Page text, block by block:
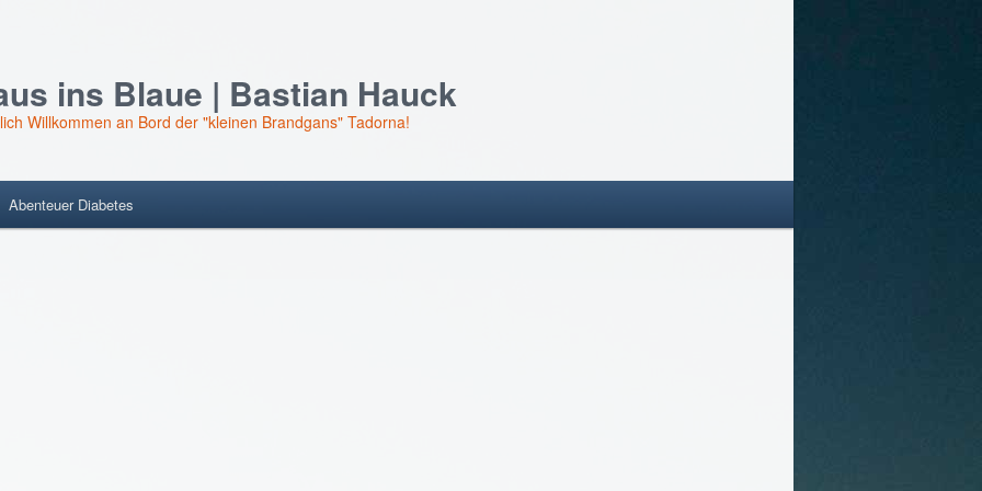
ins Blaue | Bastian Hauck
Willkommen an Bord der "kleinen Brandgans" Tadorna!
Abenteuer Diabetes